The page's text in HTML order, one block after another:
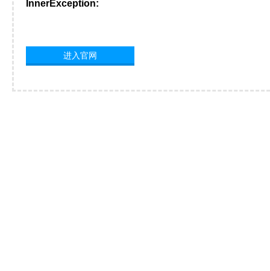
InnerException:
进入官网